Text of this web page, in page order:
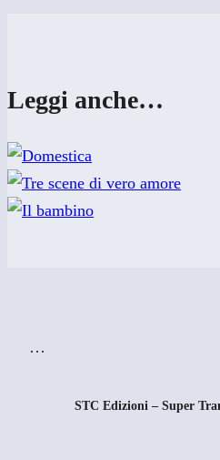
Leggi anche…
…
STC Edizioni – Super